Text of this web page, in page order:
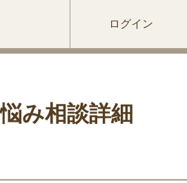
ログイン
み相談詳細